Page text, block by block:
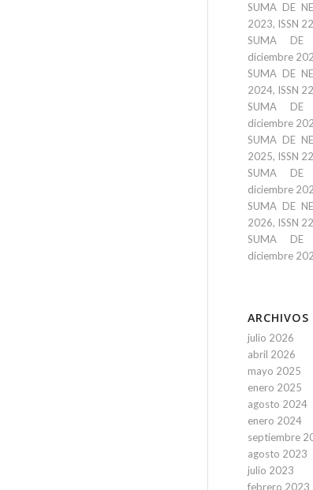
SUMA DE
2023, ISSN
SUMA DE
diciembre
SUMA DE
2024, ISSN
SUMA DE
diciembre
SUMA DE
2025, ISSN
SUMA DE
diciembre
SUMA DE
2026, ISSN
SUMA DE
diciembre
ARCHIVOS
julio 2026
abril 2026
mayo 2025
enero 2025
agosto 2024
enero 2024
septiembre
agosto 2023
julio 2023
febrero 2023